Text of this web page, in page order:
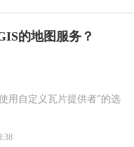
的地图服务？
用自定义瓦片提供者”的选